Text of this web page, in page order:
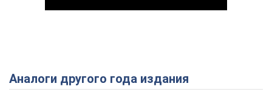
Play Video
Аналоги другого года издания